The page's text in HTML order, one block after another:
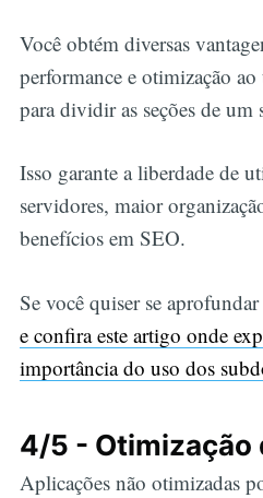
Você obtém diversas
performance e otimização
para dividir as seções de um
Isso garante a liberdade de
servidores, maior
benefícios em SEO.
Se você quiser se
e confira este artigo onde
importância do uso dos
4/5 - Otimização
Aplicações não otimizadas